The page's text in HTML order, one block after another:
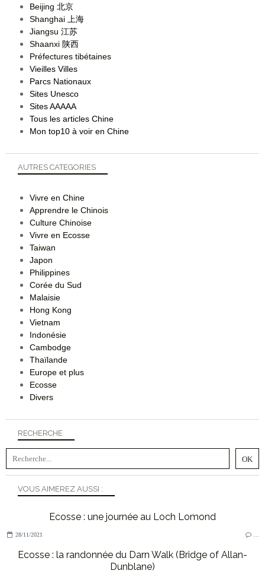
RECHERCHE
VOUS AIMEREZ AUSSI :
Ecosse : une journée au Loch Lomond
28/11/2021
Ecosse : la randonnée du Darn Walk (Bridge of Allan-
Dunblane)
Beijing 北京
Shanghai 上海
Jiangsu 江苏
Shaanxi 陕西
Préfectures tibétaines
Vieilles Villes
Parcs Nationaux
Sites Unesco
Sites AAAAA
Tous les articles Chine
Mon top10 à voir en Chine
AUTRES CATEGORIES
Vivre en Chine
Apprendre le Chinois
Culture Chinoise
Vivre en Ecosse
Taiwan
Japon
Philippines
Corée du Sud
Malaisie
Hong Kong
Vietnam
Indonésie
Cambodge
Thaïlande
Europe et plus
Ecosse
Divers